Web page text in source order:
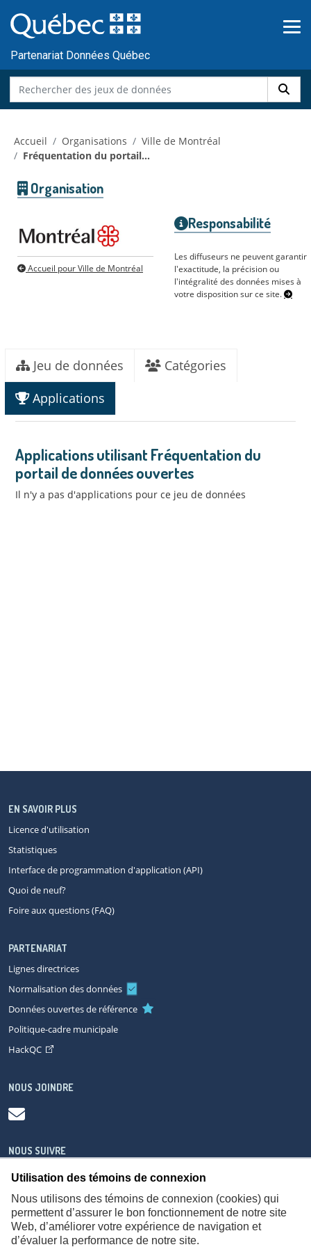
au
contenu
Partenariat Données Québec
Accueil Organisations
Ville de Montréal
Fréquentation du portail...
Organisation
Accueil pour Ville de Montréal
Responsabilité
Les diffuseurs ne peuvent garantir
l'exactitude, la précision ou
l'intégralité des données mises à
votre disposition sur ce site.
Jeu de données
Catégories
Applications
Applications utilisant Fréquentation du
portail de données ouvertes
Il n'y a pas d'applications pour ce jeu de données
Utilisation des témoins de connexion
Nous utilisons des témoins de connexion (cookies) qui
permettent d’assurer le bon fonctionnement de notre site
Web, d’améliorer votre expérience de navigation et
d’évaluer la performance de notre site.
EN SAVOIR PLUS
Licence d'utilisation
Statistiques
Interface de programmation d'application (API)
Quoi de neuf?
Foire aux questions (FAQ)
PARTENARIAT
Lignes directrices
Normalisation des données
Données ouvertes de référence
Politique-cadre municipale
HackQC
NOUS JOINDRE
NOUS SUIVRE
À propos Accessibilité Plan du site Consignes de sécurité